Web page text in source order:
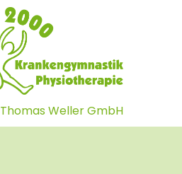
Thomas Weller GmbH